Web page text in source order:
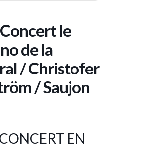
le
de la
/ Christofer
/ Saujon
EN